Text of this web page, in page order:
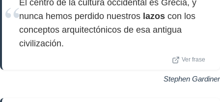
El centro de la cultura occidental es Grecia, y
nunca hemos perdido nuestros lazos con los
conceptos arquitectónicos de esa antigua
civilización.
Ver frase
Stephen Gardiner